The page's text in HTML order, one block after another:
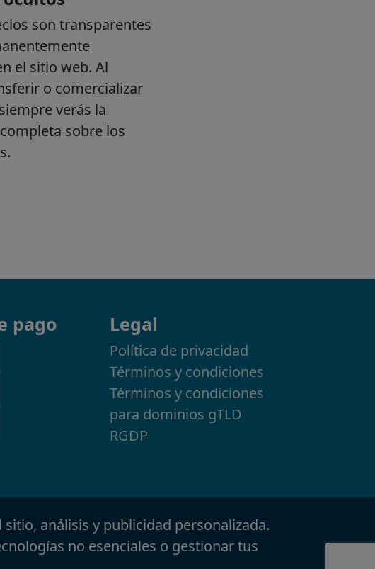
pago Legal
Política de privacidad
Términos y condiciones
Términos y condiciones
para dominios gTLD
RGDP
análisis y publicidad personalizada.
no esenciales o gestionar tus